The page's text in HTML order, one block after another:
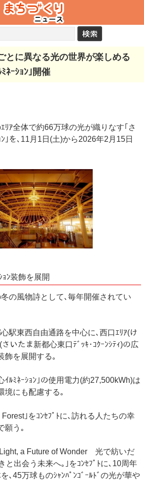
とに異なる光の世界が楽しめる
ﾈｰｼｮﾝ｣開催
ﾘｱ全体で約66万球の光が織りなす｢さ
｣を､11月1日(土)から2026年2月15日
ｮﾝ装飾を展開
の風物詩として､毎年開催されてい
駅東西自由通路を中心に､西口ｴﾘｱ(け
いたま新都心東口ﾃﾞｯｷ･ｺｸｰﾝｼﾃｨ)の広
飾を展開する｡
ｲﾙﾐﾈｰｼｮﾝ｣の使用電力(約27,500kWh)は
境にも配慮する｡
｣をｺﾝｾﾌﾟﾄに､訪れる人たちの幸
願う｡
a Future of Wonder 光で紡いだ
と出会う未来へ｡｣をｺﾝｾﾌﾟﾄに､10周年
､45万球ものｼｬﾝﾊﾟﾝｺﾞｰﾙﾄﾞの光が華や